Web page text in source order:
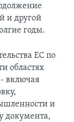
и другой
годы.
ЕС по
областях
включая
и
документа,